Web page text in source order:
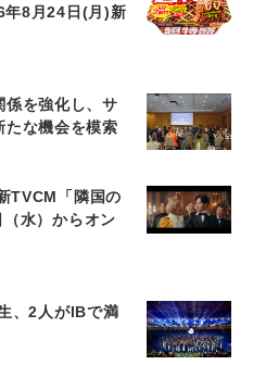
年8月24日(月)新
係を強化し、サ
たな機会を模索
TVCM「隣国の
水）からオン
、2人がIBで満